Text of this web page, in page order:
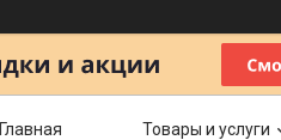
Главная Товары и услуги